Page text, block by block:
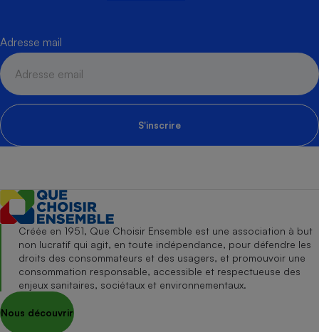
Adresse mail
S'inscrire
Créée en 1951, Que Choisir Ensemble est une association à but
non lucratif qui agit, en toute indépendance, pour défendre les
droits des consommateurs et des usagers, et promouvoir une
consommation responsable, accessible et respectueuse des
enjeux sanitaires, sociétaux et environnementaux.
Nous découvrir